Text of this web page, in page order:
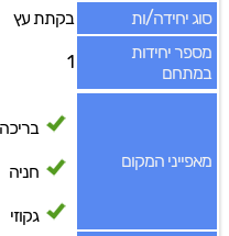
סוג יחידה/ות
בקתת עץ
מספר יחידות
במתחם
1
מאפייני המקום
בריכה
חניה
גקוזי